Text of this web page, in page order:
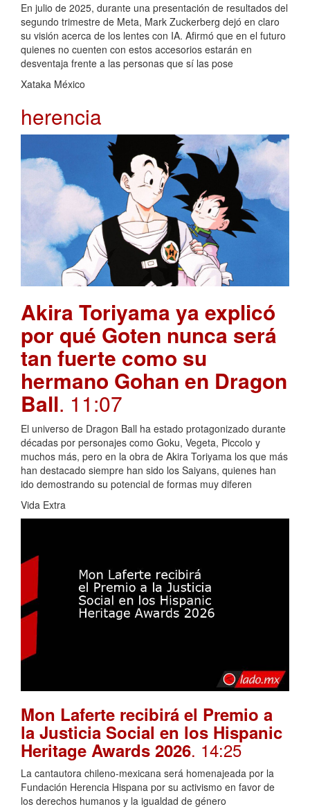
En julio de 2025, durante una presentación de resultados del
segundo trimestre de Meta, Mark Zuckerberg dejó en claro
su visión acerca de los lentes con IA. Afirmó que en el futuro
quienes no cuenten con estos accesorios estarán en
desventaja frente a las personas que sí las pose
Xataka México
herencia
Akira Toriyama ya explicó
por qué Goten nunca será
tan fuerte como su
hermano Gohan en Dragon
Ball. 11:07
El universo de Dragon Ball ha estado protagonizado durante
décadas por personajes como Goku, Vegeta, Piccolo y
muchos más, pero en la obra de Akira Toriyama los que más
han destacado siempre han sido los Saiyans, quienes han
ido demostrando su potencial de formas muy diferen
Vida Extra
Mon Laferte recibirá el Premio a
la Justicia Social en los Hispanic
Heritage Awards 2026. 14:25
La cantautora chileno-mexicana será homenajeada por la
Fundación Herencia Hispana por su activismo en favor de
los derechos humanos y la igualdad de género